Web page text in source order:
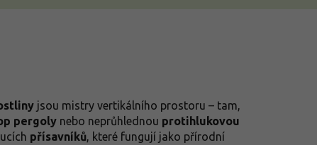
jsou mistry vertikálního prostoru – tam,
pergoly nebo neprůhlednou protihlukovou
přísavníků, které fungují jako přírodní